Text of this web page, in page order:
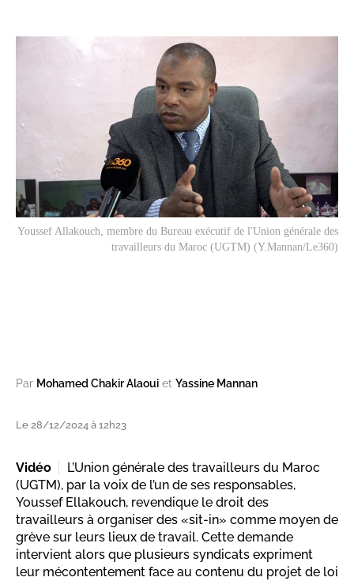
Youssef Allakouch, membre du Bureau exécutif de l'Union générale des
travailleurs du Maroc (UGTM) (Y.Mannan/Le360)
Par Mohamed Chakir Alaoui et Yassine Mannan
Le 28/12/2024 à 12h23
Vidéo
L’Union générale des travailleurs du Maroc
(UGTM), par la voix de l’un de ses responsables,
Youssef Ellakouch, revendique le droit des
travailleurs à organiser des «sit-in» comme moyen de
grève sur leurs lieux de travail. Cette demande
intervient alors que plusieurs syndicats expriment
leur mécontentement face au contenu du projet de loi